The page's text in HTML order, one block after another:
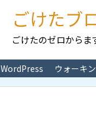
ごけたブ
ごけたのゼロからま
WordPress ウォーキ